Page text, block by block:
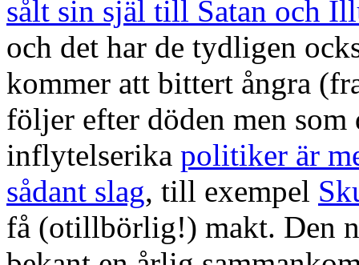
sålt sin själ till Satan och
och det har de tydligen
kommer att bittert ångra
följer efter döden men
inflytelserika politiker är
sådant slag, till exempel
få (otillbörlig!) makt. Den